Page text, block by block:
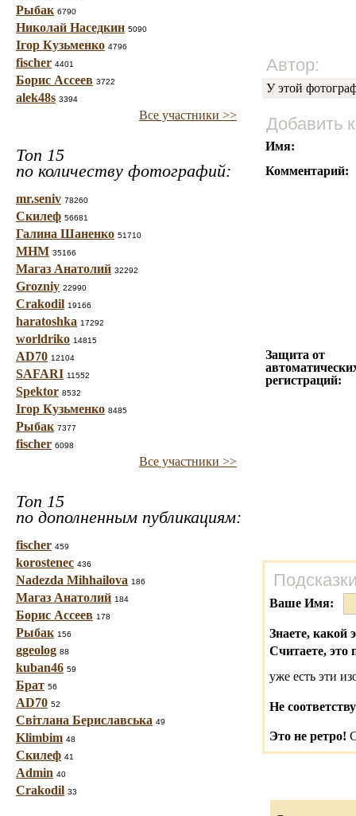
Рыбак 6790
Николай Наседкин 5090
Ігор Кузьменко 4796
fischer 4401
Борис Ассеев 3722
alek48s 3394
Все участники >>
Топ 15
по количеству фотографий:
mr.seniv 78260
Скилеф 56681
Галина Шаненко 51710
МНМ 35166
Магаз Анатолий 32292
Grozniy 22990
Crakodil 19166
haratoshka 17292
worldriko 14815
AD70 12104
SAFARI 11552
Spektor 8532
Ігор Кузьменко 8485
Рыбак 7377
fischer 6098
Все участники >>
Топ 15
по дополненным публикациям:
fischer 459
korostenec 436
Nadezda Mihhailova 186
Магаз Анатолий 184
Борис Ассеев 178
Рыбак 156
ggeolog 88
kuban46 59
Брат 56
AD70 52
Світлана Бериславська 49
Klimbim 48
Скилеф 41
Admin 40
Crakodil 33
Автор:
У этой
Добавить
Имя:
Комментарий:
Защита от
регистраций:
Ваше Имя:
Знаете, какой
Считаете, это
уже есть эти
Не
Это не ретро!